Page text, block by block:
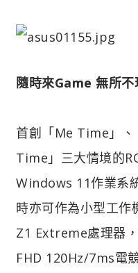
隨時來Game 無所
首創「Me Time」
Time」三大情境的
Windows 11作業系
時亦可作為小型工
Z1 Extreme處理器
FHD 120Hz/7ms電